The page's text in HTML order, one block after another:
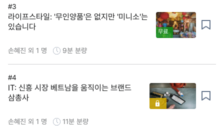
#3
라이프스타일: '무인양품'은 없지만 '미니소'는
있습니다
무료
손혜진 외 1 명 9분 분량
#4
IT: 신흥 시장 베트남을 움직이는 브랜드
삼총사
손혜진 외 1 명 11분 분량